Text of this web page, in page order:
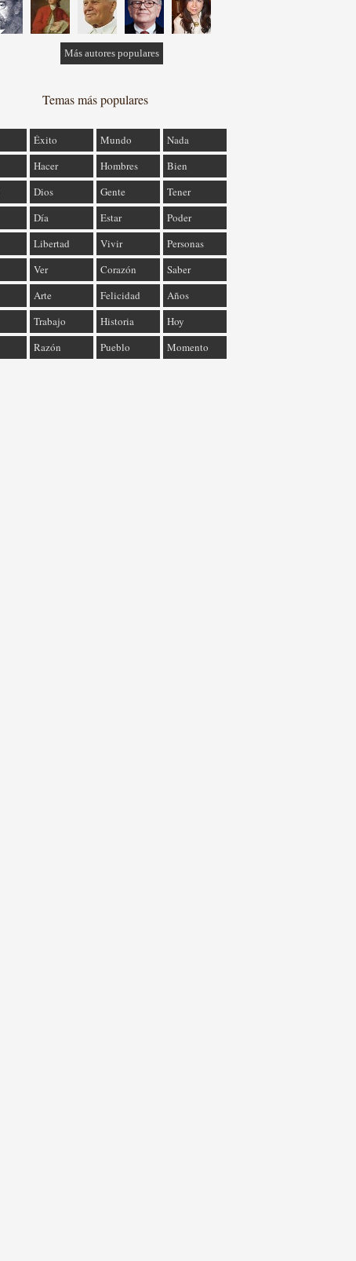
Más autores populares
Temas más populares
Éxito Mundo
Nada
Hacer Hombres
Bien
Dios Gente
Tener
Día Estar
Poder
Libertad Vivir
Personas
Ver Corazón
Saber
Arte Felicidad
Años
Trabajo Historia
Hoy
Razón Pueblo Momento